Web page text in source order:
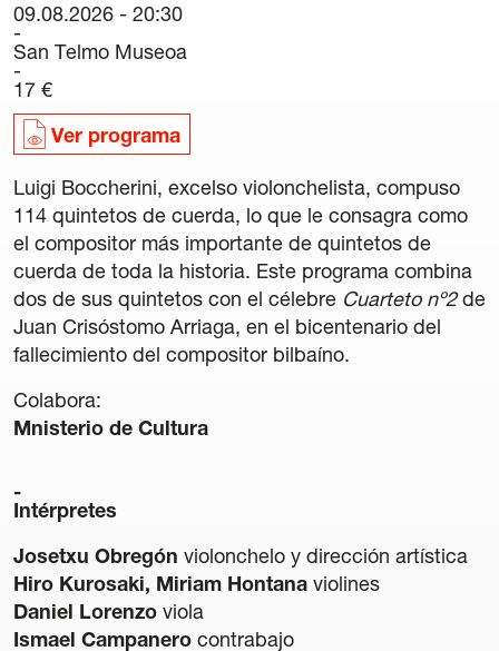
Sedes Habituales
La Quincena Verde
Hazte Amigo
Amigos
Noticias
Contacto
09.08.2026 - 20:30
San Telmo Museoa
17 €
Ver programa
Luigi Boccherini, excelso violonchelista, compuso
114 quintetos de cuerda, lo que le consagra como
el compositor más importante de quintetos de
cuerda de toda la historia. Este programa combina
dos de sus quintetos con el célebre Cuarteto nº2de
Juan Crisóstomo Arriaga, en el bicentenario del
fallecimiento del compositor bilbaíno.
Colabora:
Mnisterio de Cultura
Intérpretes
Josetxu Obregón violonchelo y dirección artística
Hiro Kurosaki, Miriam Hontana violines
Daniel Lorenzo viola
Ismael Campanero contrabajo